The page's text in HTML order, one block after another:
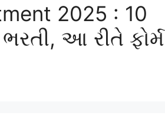
2025 : 10
આ રીતે ફોર્મ